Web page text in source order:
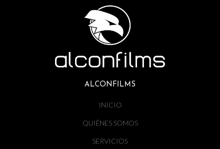
ALCONFILMS
INICIO
QUIÉNES SOMOS
SERVICIOS